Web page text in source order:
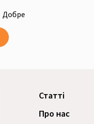
Добре
Статті
Про нас